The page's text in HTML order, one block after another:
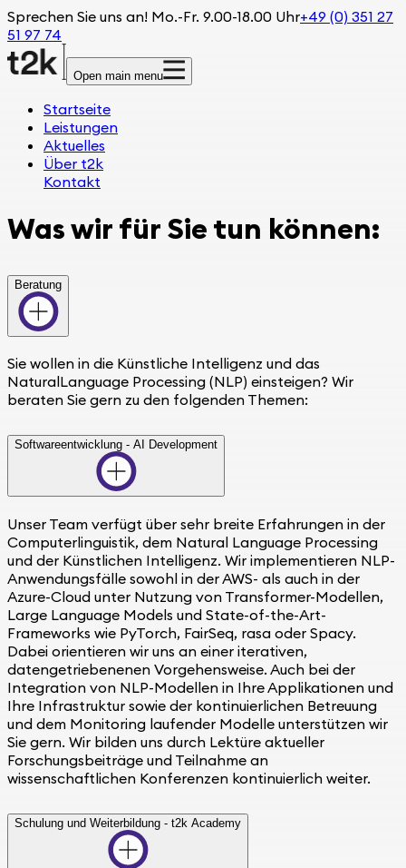
Sprechen Sie uns an! Mo.-Fr. 9.00-18.00 Uhr+49 (0) 351 27
51 97 74
Open main menu
Startseite
Leistungen
Aktuelles
Über t2k
Kontakt
Was wir für Sie tun können:
Beratung
Sie wollen in die Künstliche Intelligenz und das
NaturalLanguage Processing (NLP) einsteigen? Wir
beraten Sie gern zu den folgenden Themen:
Softwareentwicklung - AI Development
Unser Team verfügt über sehr breite Erfahrungen in der
Computerlinguistik, dem Natural Language Processing
und der Künstlichen Intelligenz. Wir implementieren NLP-
Anwendungsfälle sowohl in der AWS- als auch in der
Azure-Cloud unter Nutzung von Transformer-Modellen,
Large Language Models und State-of-the-Art-
Frameworks wie PyTorch, FairSeq, rasa oder Spacy.
Dabei orientieren wir uns an einer iterativen,
datengetriebenenen Vorgehensweise. Auch bei der
Integration von NLP-Modellen in Ihre Applikationen und
Ihre Infrastruktur sowie der kontinuierlichen Betreuung
und dem Monitoring laufender Modelle unterstützen wir
Sie gern. Wir bilden uns durch Lektüre aktueller
Forschungsbeiträge und Teilnahme an
wissenschaftlichen Konferenzen kontinuierlich weiter.
Schulung und Weiterbildung - t2k Academy